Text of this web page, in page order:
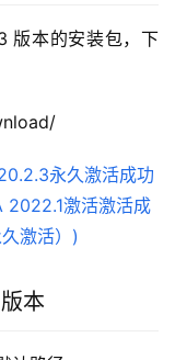
版本的安装包，下
本